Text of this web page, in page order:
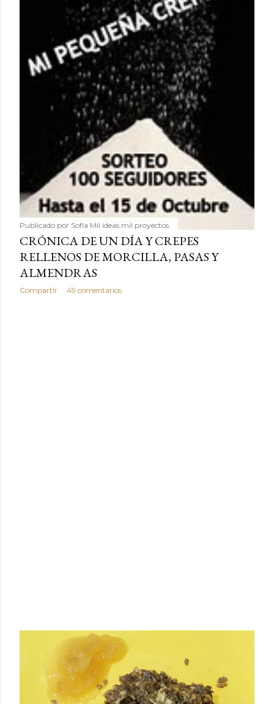
Publicado por Sofía Mil ideas mil proyectos
CRÓNICA DE UN DÍA Y CREPES
RELLENOS DE MORCILLA, PASAS Y
ALMENDRAS
Compartir 49 comentarios